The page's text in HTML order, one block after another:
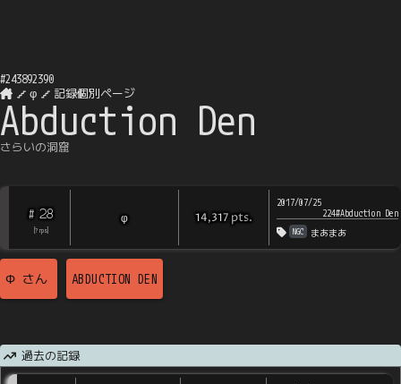
#243892390
φ
記録個別ページ
Abduction Den
さらいの洞窟
# 28
? rps]
φ 14,317 pts.
2017/07/25
224#Abduction Den
NGC まあまあ
Φ さん ABDUCTION DEN
過去の記録